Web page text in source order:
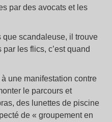
par des avocats et les
que scandaleuse, il trouve
les flics, c’est quand
une manifestation contre
le parcours et
des lunettes de piscine
de « groupement en